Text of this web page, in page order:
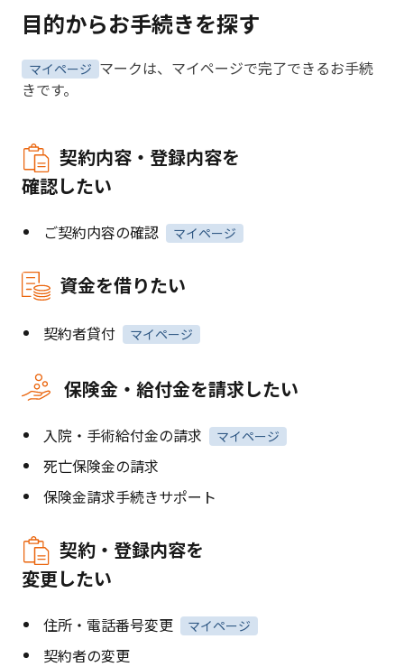
目的からお手続きを探す
マイページ マークは、マイページで完了できるお手続
きです。
契約内容・登録内容を
確認したい
ご契約内容の確認 マイページ
資金を借りたい
契約者貸付 マイページ
保険金・給付金を請求したい
入院・手術給付金の請求 マイページ
死亡保険金の請求
保険金請求手続きサポート
契約・登録内容を
変更したい
住所・電話番号変更 マイページ
契約者の変更